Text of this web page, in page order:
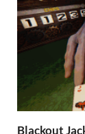
Blackout